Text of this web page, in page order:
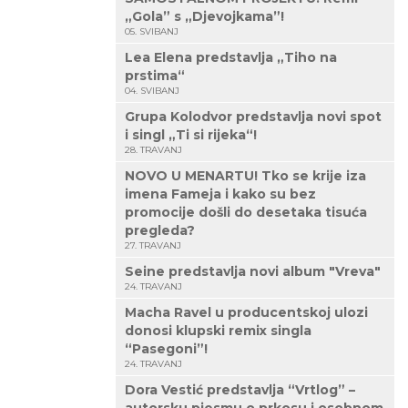
„Gola” s „Djevojkama”!
05. SVIBANJ
Lea Elena predstavlja „Tiho na
prstima“
04. SVIBANJ
Grupa Kolodvor predstavlja novi spot
i singl „Ti si rijeka“!
28. TRAVANJ
NOVO U MENARTU! Tko se krije iza
imena Fameja i kako su bez
promocije došli do desetaka tisuća
pregleda?
27. TRAVANJ
Seine predstavlja novi album "Vreva"
24. TRAVANJ
Macha Ravel u producentskoj ulozi
donosi klupski remix singla
“Pasegoni”!
24. TRAVANJ
Dora Vestić predstavlja “Vrtlog” –